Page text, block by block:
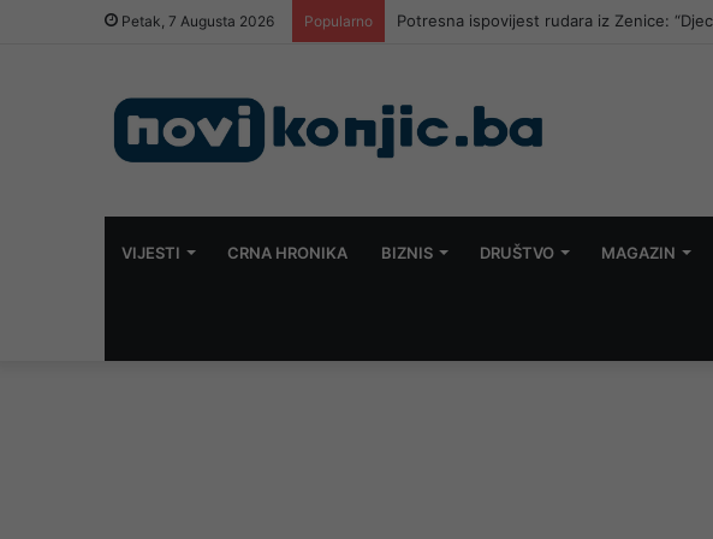
Petak, 7 Augusta 2026 Popularno U nedjelju manifestacija “Drežanjsko ljeto”
VIJESTI CRNA HRONIKA BIZNIS DRUŠTVO MAGAZIN